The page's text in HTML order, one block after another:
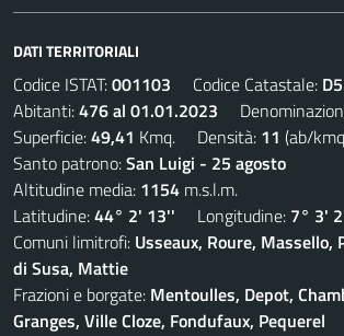
DATI TERRITORIALI
Codice ISTAT:001103 Codice Catastale:
Abitanti:476 al 01.01.2023
Superficie:49,41 Kmq. Densità: 11 (ab/
Santo patrono:San Luigi - 25 agosto
Altitudine media: 1154 m.s.l.m.
Latitudine:44° 2' 13'' Longitudine: 7° 3'
Comuni limitrofi: Usseaux, Roure, Massello,
di Susa, Mattie
Frazioni e borgate: Mentoulles, Depot,
Granges, Ville Cloze, Fondufaux, Pequerel